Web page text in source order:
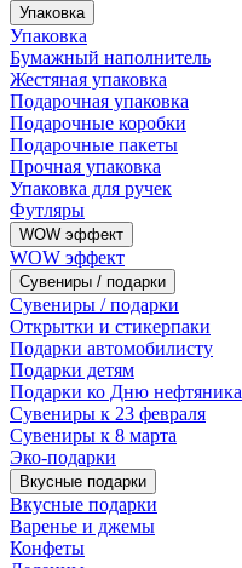
Упаковка
Упаковка
Бумажный наполнитель
Жестяная упаковка
Подарочная упаковка
Подарочные коробки
Подарочные пакеты
Прочная упаковка
Упаковка для ручек
Футляры
WOW эффект
WOW эффект
Сувениры / подарки
Сувениры / подарки
Открытки и стикерпаки
Подарки автомобилисту
Подарки детям
Подарки ко Дню нефтяника
Сувениры к 23 февраля
Сувениры к 8 марта
Эко-подарки
Вкусные подарки
Вкусные подарки
Варенье и джемы
Конфеты